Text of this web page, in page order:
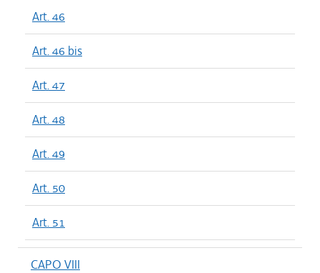
Art. 46
Art. 46 bis
Art. 47
Art. 48
Art. 49
Art. 50
Art. 51
CAPO VIII